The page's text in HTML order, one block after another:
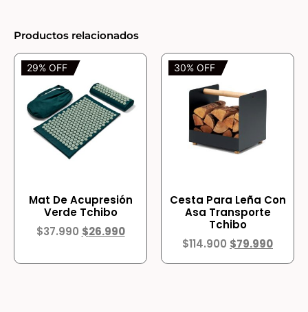
Productos relacionados
29% OFF
Mat De Acupresión
Verde Tchibo
$37.990 $26.990
30% OFF
Cesta Para Leña Con
Asa Transporte
Tchibo
$114.900 $79.990